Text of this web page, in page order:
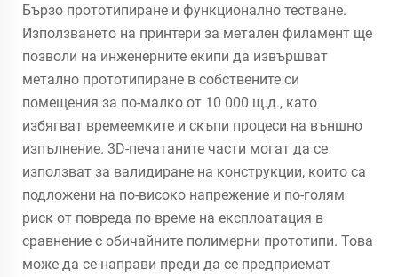
Бързо прототипиране и функционално тестване.
Използването на принтери за метален филамент ще
позволи на инженерните екипи да извършват
метално прототипиране в собствените си
помещения за по-малко от 10 000 щ.д., като
избягват времеемките и скъпи процеси на външно
изпълнение. 3D-печатаните части могат да се
използват за валидиране на конструкции, които са
подложени на по-високо напрежение и по-голям
риск от повреда по време на експлоатация в
сравнение с обичайните полимерни прототипи. Това
може да се направи преди да се предприемат